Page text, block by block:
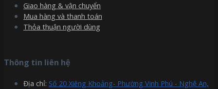
Giao hàng & vận chuyển
Mua hàng và thanh toán
Thỏa thuận người dùng
Thông tin liên hệ
Địa chỉ: Số 20 Xiêng Khoảng- Phường Vinh Phú - Nghệ An,